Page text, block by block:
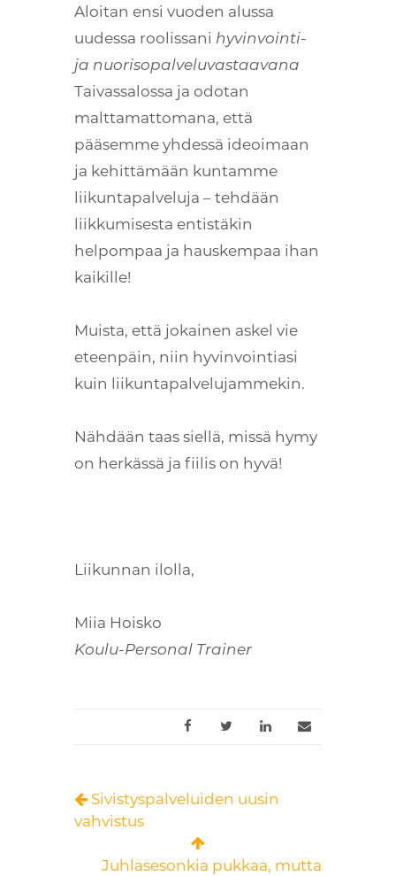
Aloitan ensi vuoden alussa
uudessa roolissani hyvinvointi-
ja nuorisopalveluvastaavana
Taivassalossa ja odotan
malttamattomana, että
pääsemme yhdessä ideoimaan
ja kehittämään kuntamme
liikuntapalveluja – tehdään
liikkumisesta entistäkin
helpompaa ja hauskempaa ihan
kaikille!
Muista, että jokainen askel vie
eteenpäin, niin hyvinvointiasi
kuin liikuntapalvelujammekin.
Nähdään taas siellä, missä hymy
on herkässä ja fiilis on hyvä!
Liikunnan ilolla,
Miia Hoisko
Koulu-Personal Trainer
Sivistyspalveluiden uusin
vahvistus
Juhlasesonkia pukkaa, mutta